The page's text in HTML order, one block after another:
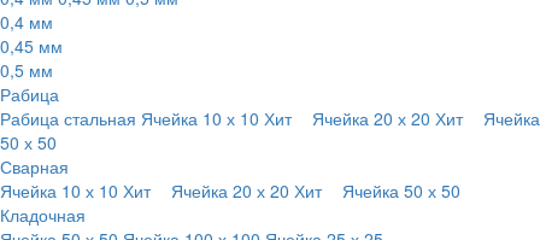
0,4 мм
0,45 мм
0,5 мм
Рабица
Рабица стальная Ячейка 10 х 10 Хит Ячейка 20 х 20 Хит
Ячейка
50 х 50
Сварная
Ячейка 10 х 10 Хит Ячейка 20 х 20 Хит
Ячейка 50 х 50
Кладочная